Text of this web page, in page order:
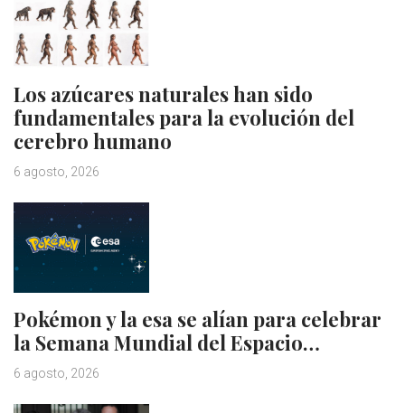
Los azúcares naturales han sido
fundamentales para la evolución del
cerebro humano
6 agosto, 2026
Pokémon y la esa se alían para celebrar
la Semana Mundial del Espacio…
6 agosto, 2026